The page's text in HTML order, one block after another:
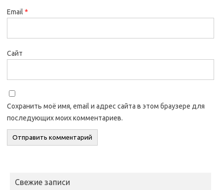
Email *
Сайт
Сохранить моё имя, email и адрес сайта в этом браузере для
последующих моих комментариев.
Свежие записи